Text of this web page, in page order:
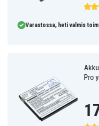
Varastossa, heti valmis
Pro